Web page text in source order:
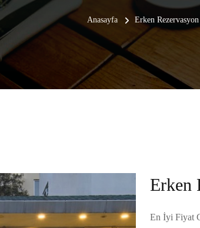
Anasayfa Erken Rezervasyon
Erken
En İyi Fiyat